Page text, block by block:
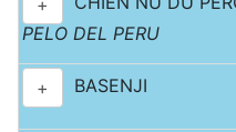
+
PELO DEL PERU
+ BASENJI